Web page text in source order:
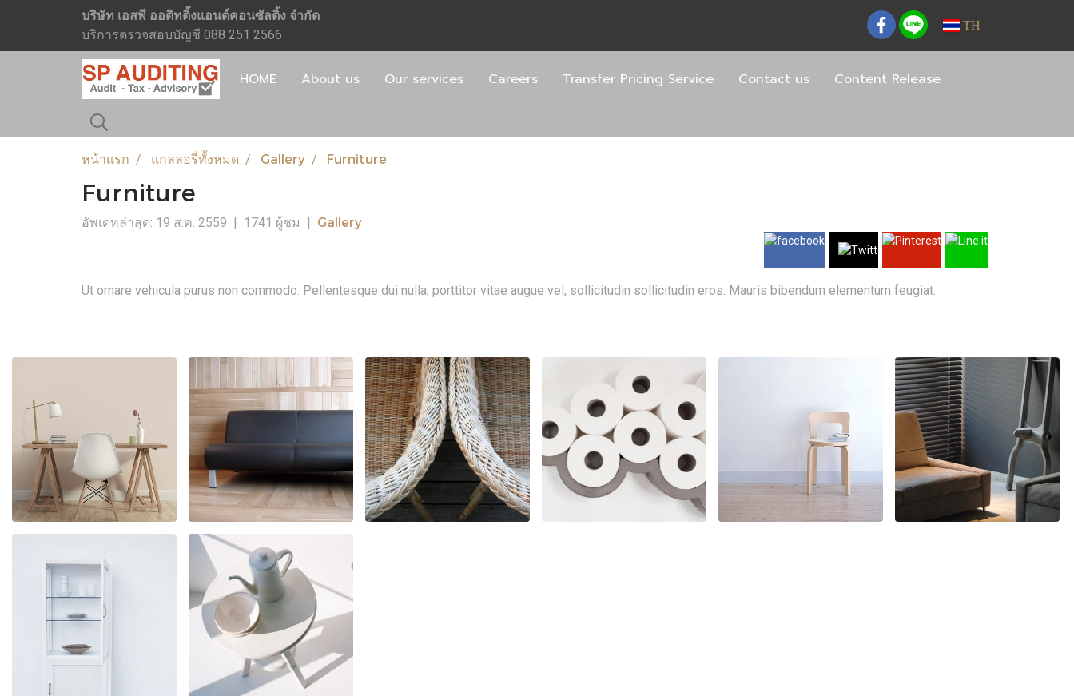
บริษัท เอสพี ออดิทติ้งแอนด์คอนซัลติ้ง จำกัด
บริการตรวจสอบบัญชี 088 251 2566
TH
HOME About us Our services Careers Transfer Pricing Service Contact us Content Release
หน้าแรก แกลลอรี่ทั้งหมด Gallery Furniture
Furniture
อัพเดทล่าสุด: 19 ส.ค. 2559 1741 ผู้ชม Gallery
Ut ornare vehicula purus non commodo. Pellentesque dui nulla, porttitor vitae augue vel, sollicitudin sollicitudin eros. Mauris bibendum elementum feugiat.